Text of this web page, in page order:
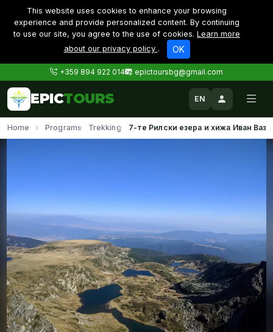
This website uses cookies to enhance your browsing
experience and provide personalized content. By continuing
to use our site, you agree to the use of cookies. Learn more
about our privacy policy . OK
+359 894 922 014 epictoursbg@gmail.com
EPICTOURS EN
Home Programs Trekking 7-те Рилски езера и хижа Иван